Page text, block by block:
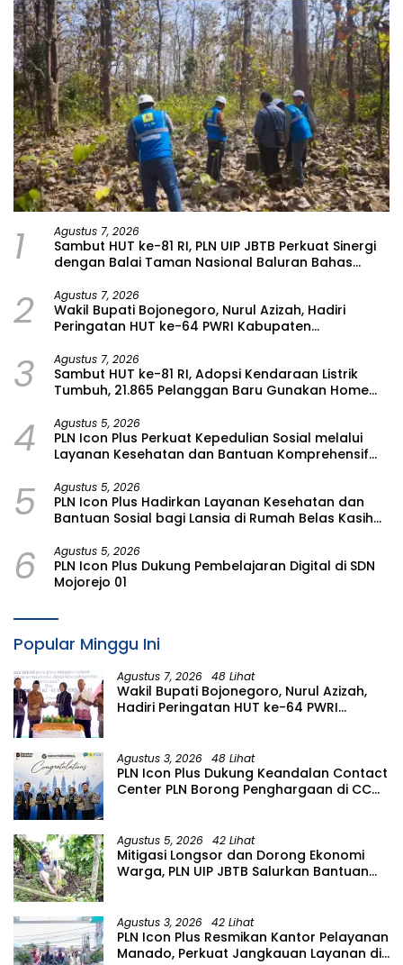
1 Agustus 7, 2026
Sambut HUT ke-81 RI, PLN UIP JBTB Perkuat Sinergi
dengan Balai Taman Nasional Baluran Bahas
Watudodol/Kalipuro
2 Agustus 7, 2026
Wakil Bupati Bojonegoro, Nurul Azizah, Hadiri
Peringatan HUT ke-64 PWRI Kabupaten
3 Agustus 7, 2026
Sambut HUT ke-81 RI, Adopsi Kendaraan Listrik
Tumbuh, 21.865 Pelanggan Baru Gunakan Home
4 Agustus 5, 2026
PLN Icon Plus Perkuat Kepedulian Sosial melalui
Layanan Kesehatan dan Bantuan Komprehensif
5 Agustus 5, 2026
PLN Icon Plus Hadirkan Layanan Kesehatan dan
Bantuan Sosial bagi Lansia di Rumah Belas Kasih
6 Agustus 5, 2026
PLN Icon Plus Dukung Pembelajaran Digital di SDN
Mojorejo 01
Popular Minggu Ini
Agustus 7, 2026 48 Lihat
Wakil Bupati Bojonegoro, Nurul Azizah,
Hadiri Peringatan HUT ke-64 PWRI
Agustus 3, 2026 48 Lihat
PLN Icon Plus Dukung Keandalan Contact
Center PLN Borong Penghargaan di CCW
Agustus 5, 2026 42 Lihat
Mitigasi Longsor dan Dorong Ekonomi
Warga, PLN UIP JBTB Salurkan Bantuan
Agustus 3, 2026 42 Lihat
PLN Icon Plus Resmikan Kantor Pelayanan
Manado, Perkuat Jangkauan Layanan di